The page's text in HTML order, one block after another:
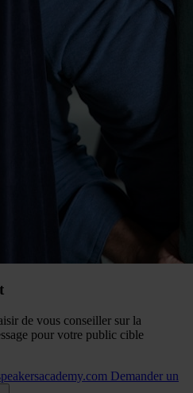
de vous conseiller sur la
pour votre public cible
Demander un